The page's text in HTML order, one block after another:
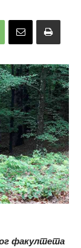
факултета